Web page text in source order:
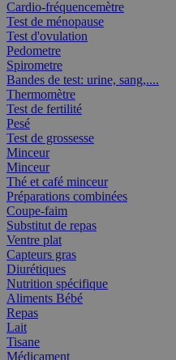
Cardio-fréquencemètre
Test de ménopause
Test d'ovulation
Pedometre
Spirometre
Bandes de test: urine, sang,....
Thermomètre
Test de fertilité
Pesé
Test de grossesse
Minceur
Minceur
Thé et café minceur
Préparations combinées
Coupe-faim
Substitut de repas
Ventre plat
Capteurs gras
Diurétiques
Nutrition spécifique
Aliments Bébé
Repas
Lait
Tisane
Médicament